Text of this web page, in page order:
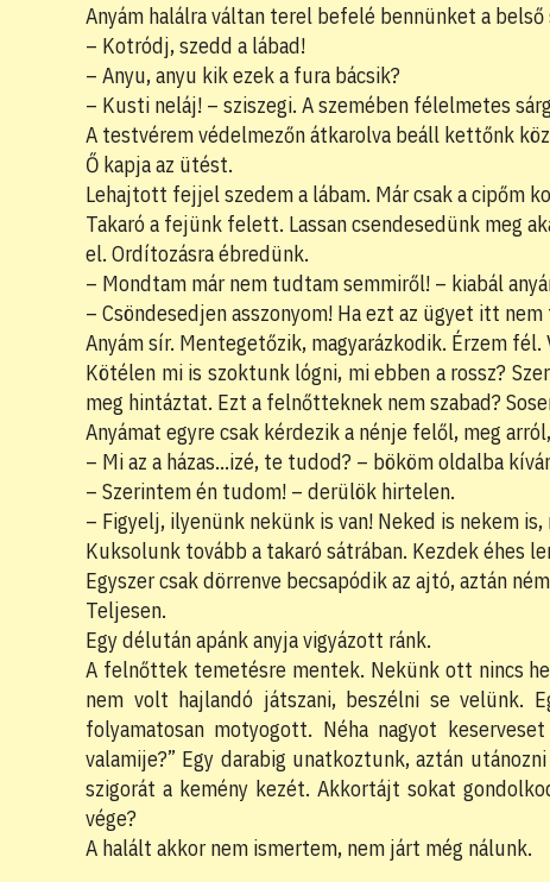
Anyám halálra váltan terel befelé bennünket a belső
– Kotródj, szedd a lábad!
– Anyu, anyu kik ezek a fura bácsik?
– Kusti neláj! – sziszegi. A szemében félelmetes
A testvérem védelmezőn átkarolva beáll kettőnk
Ő kapja az ütést.
Lehajtott fejjel szedem a lábam. Már csak a cipőm
Takaró a fejünk felett. Lassan csendesedünk meg
el. Ordítozásra ébredünk.
– Mondtam már nem tudtam semmiről! – kiabál
– Csöndesedjen asszonyom! Ha ezt az ügyet itt
Anyám sír. Mentegetőzik, magyarázkodik. Érzem
Kötélen mi is szoktunk lógni, mi ebben a rossz?
meg hintáztat. Ezt a felnőtteknek nem szabad?
Anyámat egyre csak kérdezik a nénje felől, meg
– Mi az a házas…izé, te tudod? – bököm oldalba
– Szerintem én tudom! – derülök hirtelen.
– Figyelj, ilyenünk nekünk is van! Neked is nekem
Kuksolunk tovább a takaró sátrában. Kezdek éhes
Egyszer csak dörrenve becsapódik az ajtó, aztán
Teljesen.
Egy délután apánk anyja vigyázott ránk.
A felnőttek temetésre mentek. Nekünk ott nincs
nem volt hajlandó játszani, beszélni se velünk.
folyamatosan motyogott. Néha nagyot
valamije?” Egy darabig unatkoztunk, aztán
szigorát a kemény kezét. Akkortájt sokat
vége?
A halált akkor nem ismertem, nem járt még nálunk.